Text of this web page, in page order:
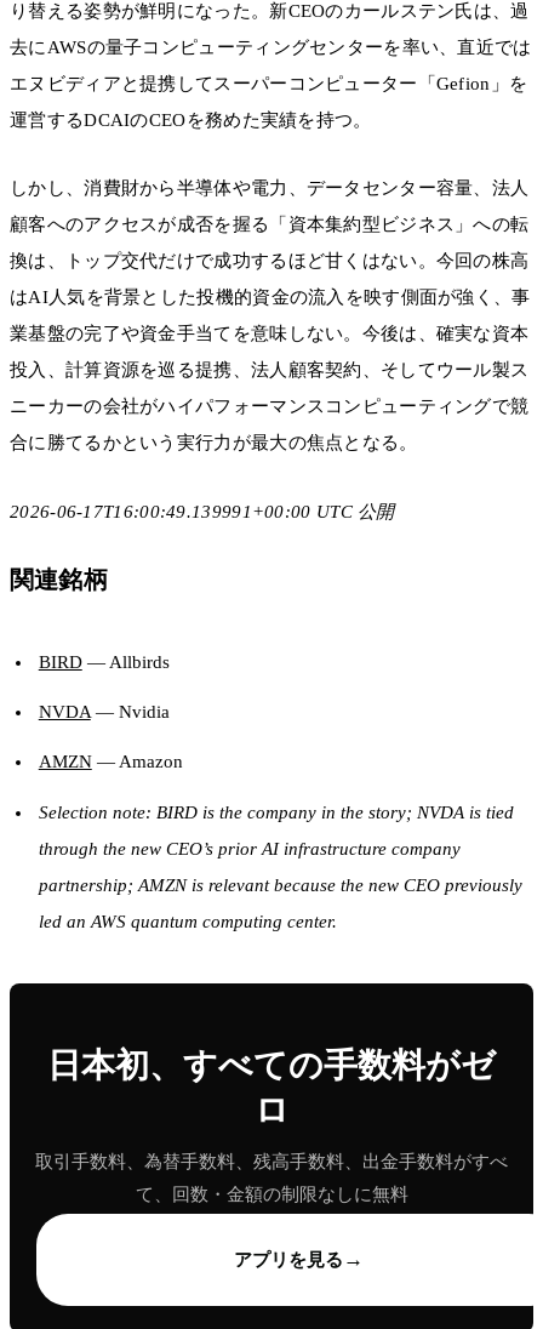
り替える姿勢が鮮明になった。新CEOのカールステン氏は、過
去にAWSの量子コンピューティングセンターを率い、直近では
エヌビディアと提携してスーパーコンピューター「Gefion」を
運営するDCAIのCEOを務めた実績を持つ。
しかし、消費財から半導体や電力、データセンター容量、法人
顧客へのアクセスが成否を握る「資本集約型ビジネス」への転
換は、トップ交代だけで成功するほど甘くはない。今回の株高
はAI人気を背景とした投機的資金の流入を映す側面が強く、事
業基盤の完了や資金手当てを意味しない。今後は、確実な資本
投入、計算資源を巡る提携、法人顧客契約、そしてウール製ス
ニーカーの会社がハイパフォーマンスコンピューティングで競
合に勝てるかという実行力が最大の焦点となる。
2026-06-17T16:00:49.139991+00:00 UTC 公開
関連銘柄
BIRD— Allbirds
NVDA— Nvidia
AMZN— Amazon
Selection note: BIRD is the company in the story; NVDA is tied
through the new CEO’s prior AI infrastructure company
partnership; AMZN is relevant because the new CEO previously
led an AWS quantum computing center.
日本初、すべての手数料がゼ
ロ
取引手数料、為替手数料、残高手数料、出金手数料がすべ
て、回数・金額の制限なしに無料
アプリを見る →